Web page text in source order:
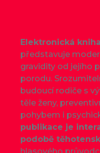
Elektronická
představuje
gravidity od jejího
porodu.
budoucí rodiče s
těle ženy,
pohybem i
publikace je
podobě